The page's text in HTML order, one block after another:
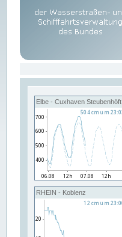
Elbe - Cuxhaven Steubenhöft
RHEIN - Koblenz